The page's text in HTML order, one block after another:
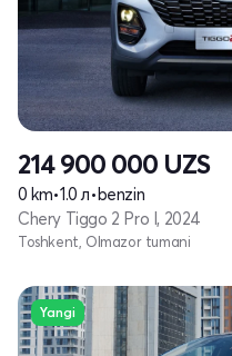
214 900 000 UZS
0 km•1.0 л•benzin
Chery Tiggo 2 Pro I, 2024
Toshkent, Olmazor tumani
Yangi